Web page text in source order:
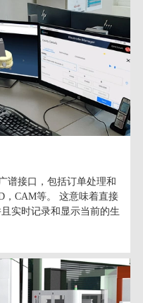
谱接口，包括订单处理和
，CAM等。 这意味着直接
实时记录和显示当前的生